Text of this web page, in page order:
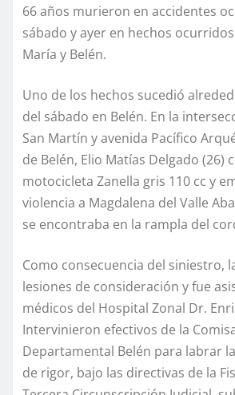
66 años murieron en accidentes
sábado y ayer en hechos ocurridos
María y Belén.
Uno de los hechos sucedió
del sábado en Belén. En la
San Martín y avenida Pacífico
de Belén, Elio Matías Delgado (26)
motocicleta Zanella gris 110 cc y
violencia a Magdalena del Valle
se encontraba en la rampla del
Como consecuencia del siniestro,
lesiones de consideración y fue
médicos del Hospital Zonal Dr.
Intervinieron efectivos de la
Departamental Belén para labrar
de rigor, bajo las directivas de la